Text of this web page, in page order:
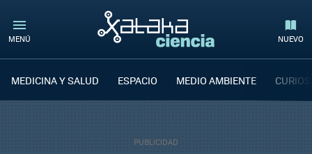
MENÚ NUEVO
MEDICINA Y SALUD ESPACIO MEDIO AMBIENTE